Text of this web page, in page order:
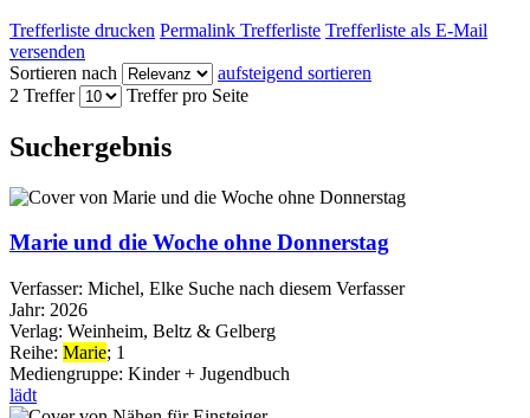
Trefferliste drucken Permalink Trefferliste Trefferliste als E-Mail
versenden
Sortieren nach
aufsteigend sortieren
2 Treffer
Treffer pro Seite
Suchergebnis
Marie und die Woche ohne Donnerstag
Verfasser: Michel, Elke Suche nach diesem Verfasser
Jahr: 2026
Verlag: Weinheim, Beltz & Gelberg
Reihe: Marie; 1
Mediengruppe: Kinder + Jugendbuch
lädt